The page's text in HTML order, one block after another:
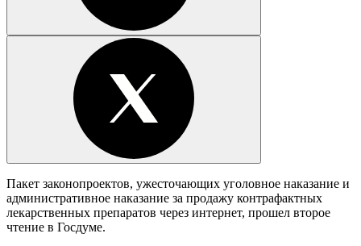
Пакет законопроектов, ужесточающих уголовное наказание и
административное наказание за продажу контрафактных
лекарственных препаратов через интернет, прошел второе
чтение в Госдуме.